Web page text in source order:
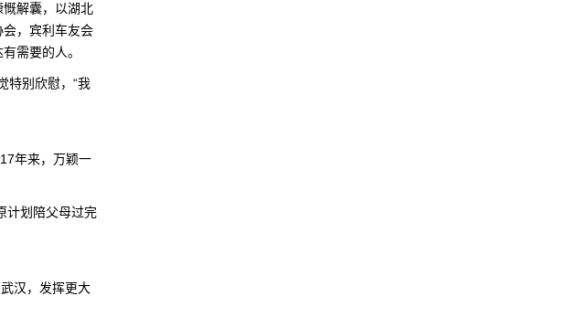
解囊，以湖北
，宾利车友会
需要的人。
特别欣慰，“我
年来，万颖一
计划陪父母过完
汉，发挥更大